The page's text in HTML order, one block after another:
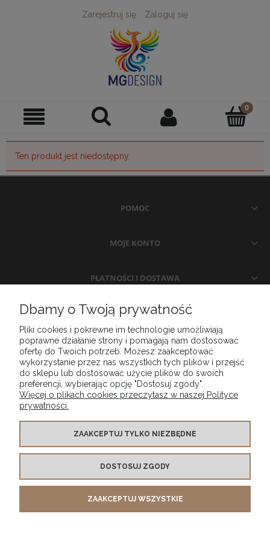
Zarejestruj się Zaloguj się
Ten produkt jest niedostępny.
POMOC
MOJE KONTO
PŁATNOŚCI I DOSTAWA
INFORMACJE
O NAS
MG DESIGN SPÓŁKA Z OGRANICZONĄ ODPOWIEDZIALNOŚCIĄ wpisany do Rejestru
Przedsiębiorców Krajowego Rejestru Sądowego prowadzonego przez SĄD REJONOWY
VI WYDZIAŁ GOSPODARCZY KRAJOWEGO REJESTRU SĄDOWEGO , pod numerem KRS
0001001325 tel. kontaktowy+48 453 521 143
Dbamy o Twoją prywatność
Pliki cookies i pokrewne im technologie umożliwiają
poprawne działanie strony i pomagają nam dostosować
ofertę do Twoich potrzeb. Możesz zaakceptować
wykorzystanie przez nas wszystkich tych plików i przejść
do sklepu lub dostosować użycie plików do swoich
preferencji, wybierając opcję "Dostosuj zgody".
Więcej o plikach cookies przeczytasz w naszej Polityce
prywatności.
ZAAKCEPTUJ TYLKO NIEZBĘDNE
DOSTOSUJ ZGODY
ZAAKCEPTUJ WSZYSTKIE